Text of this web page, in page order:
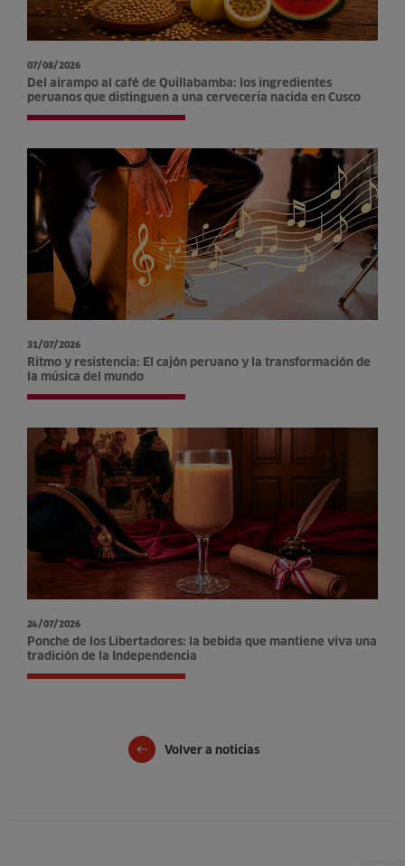
07/08/2026
Del airampo al café de Quillabamba: los ingredientes
peruanos que distinguen a una cervecería nacida en Cusco
31/07/2026
Ritmo y resistencia: El cajón peruano y la transformación de
la música del mundo
24/07/2026
Ponche de los Libertadores: la bebida que mantiene viva una
tradición de la Independencia
Volver a noticias